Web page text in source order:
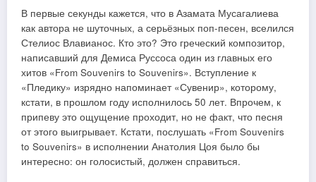
В первые секунды кажется, что в Азамата Мусагалиева
как автора не шуточных, а серьёзных поп-песен, вселился
Стелиос Влавианос. Кто это? Это греческий композитор,
написавший для Демиса Руссоса один из главных его
хитов «From Souvenirs to Souvenirs». Вступление к
«Пледику» изрядно напоминает «Сувенир», которому,
кстати, в прошлом году исполнилось 50 лет. Впрочем, к
припеву это ощущение проходит, но не факт, что песня
от этого выигрывает. Кстати, послушать «From Souvenirs
to Souvenirs» в исполнении Анатолия Цоя было бы
интересно: он голосистый, должен справиться.